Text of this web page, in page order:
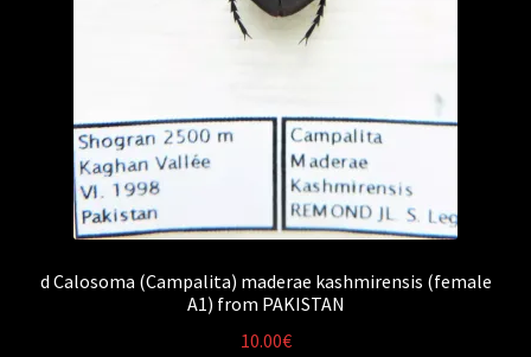
d Calosoma (Campalita) maderae kashmirensis (female
A1) from PAKISTAN
10.00€